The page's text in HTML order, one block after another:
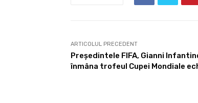
ARTICOLUL PRECEDENT
Președintele FIFA, Gianni
înmâna trofeul Cupei Mondiale